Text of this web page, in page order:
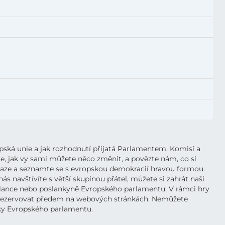
unie a jak rozhodnutí přijatá Parlamentem, Komisí a
jak vy sami můžete něco změnit, a povězte nám, co si
a seznamte se s evropskou demokracií hravou formou.
navštívíte s větší skupinou přátel, můžete si zahrát naši
nebo poslankyně Evropského parlamentu. V rámci hry
předem na webových stránkách. Nemůžete
Evropského parlamentu.